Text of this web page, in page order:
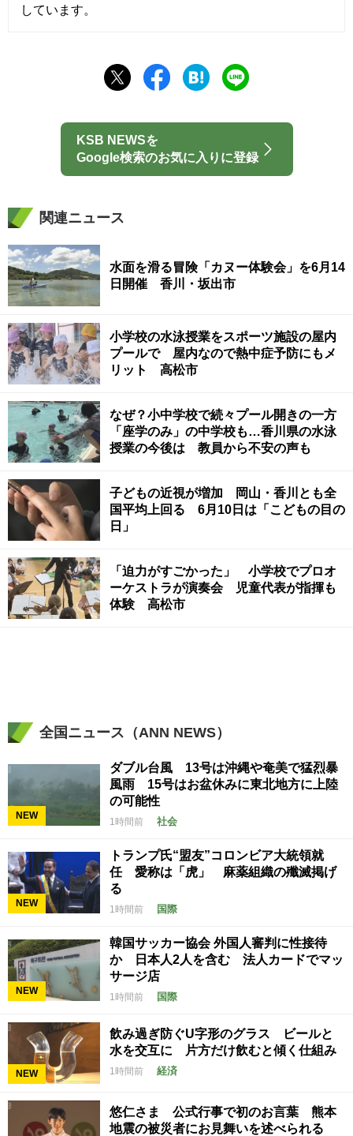
しています。
KSB NEWSを
Google検索のお気に入りに登録
関連ニュース
水面を滑る冒険「カヌー体験会」を6月14
日開催 香川・坂出市
小学校の水泳授業をスポーツ施設の屋内
プールで 屋内なので熱中症予防にもメ
リット 高松市
なぜ？小中学校で続々プール開きの一方
「座学のみ」の中学校も…香川県の水泳
授業の今後は 教員から不安の声も
子どもの近視が増加 岡山・香川とも全
国平均上回る 6月10日は「こどもの目の
日」
「迫力がすごかった」 小学校でプロオ
ーケストラが演奏会 児童代表が指揮も
体験 高松市
全国ニュース（ANN NEWS）
NEW
ダブル台風 13号は沖縄や奄美で猛烈暴
風雨 15号はお盆休みに東北地方に上陸
の可能性
1時間前 社会
NEW
トランプ氏“盟友”コロンビア大統領就
任 愛称は「虎」 麻薬組織の殲滅掲げ
る
1時間前 国際
NEW
韓国サッカー協会 外国人審判に性接待
か 日本人2人を含む 法人カードでマッ
サージ店
1時間前 国際
NEW
飲み過ぎ防ぐU字形のグラス ビールと
水を交互に 片方だけ飲むと傾く仕組み
1時間前 経済
悠仁さま 公式行事で初のお言葉 熊本
地震の被災者にお見舞いを述べられる